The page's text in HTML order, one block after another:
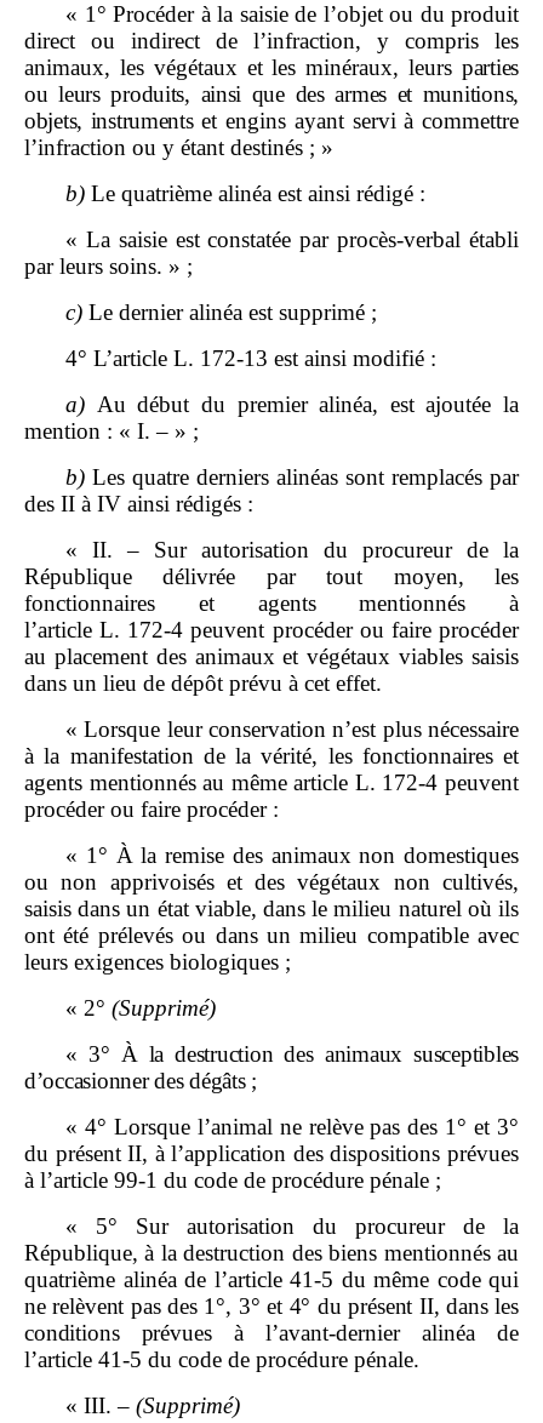
« 1° Procéder à la saisie de l’objet ou du produit
direct ou indirect de l’infraction, y compris les
animaux, les végétaux et les minéraux, leurs parties
ou leurs produits, ainsi que des armes et munitions,
objets, instrumentset engins ayant servi à commettre
l’infraction ou y étant destinés ; »
b) Le quatrième alinéa est ainsi rédigé :
« La saisie est constatée par procès-verbal établi
par leurs soins. » ;
c) Le dernier alinéa est supprimé ;
4° L’article L. 172‑13 est ainsi modifié :
a) Au début du premier alinéa, est ajoutée la
mention : « I. – » ;
b) Les quatre derniers alinéas sont remplacés par
des II à IV ainsi rédigés :
« II. – Sur autorisation du procureur de la
République délivrée par tout moyen, les
fonctionnaires et agents mentionnés à
l’article L. 172‑4 peuvent procéder ou faire procéder
au placement des animaux et végétaux viables saisis
dans un lieu de dépôt prévu à cet effet.
« Lorsque leur conservation n’est plus nécessaire
à la manifestation de la vérité, les fonctionnaires et
agents mentionnés au même article L. 172‑4 peuvent
procéder ou faire procéder :
« 1° À la remise des animaux non domestiques
ou non apprivoisés et des végétaux non cultivés,
saisis dans un état viable, dans le milieu naturel où ils
ont été prélevés ou dans un milieu compatible avec
leurs exigences biologiques ;
« 2° (Supprimé)
« 3° À la destruction des animaux susceptibles
d’occasionner des dégâts ;
« 4° Lorsque l’animal ne relève pas des 1° et 3°
du présent II, à l’application des dispositions prévues
à l’article 99‑1 du code de procédure pénale ;
« 5° Sur autorisation du procureur de la
République, à la destruction des biens mentionnés au
quatrième alinéa de l’article 41‑5 du même codequi
ne relèvent pas des 1°, 3° et 4° du présent II, dans les
conditions prévuesà l’avant‑dernier alinéa de
l’article 41‑5 du code de procédure pénale.
« III. – (Supprimé)